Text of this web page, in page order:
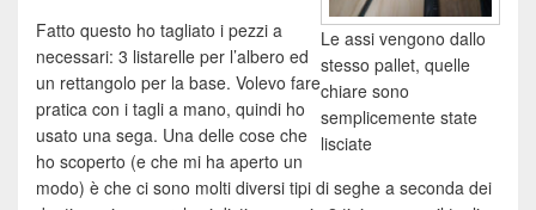
Le assi vengono dallo
stesso pallet, quelle
chiare sono
semplicemente state
lisciate
Fatto questo ho tagliato i pezzi a
necessari: 3 listarelle per l’albero ed
un rettangolo per la base. Volevo fare
pratica con i tagli a mano, quindi ho
usato una sega. Una delle cose che
ho scoperto (e che mi ha aperto un
modo) è che ci sono molti diversi tipi di seghe a seconda dei